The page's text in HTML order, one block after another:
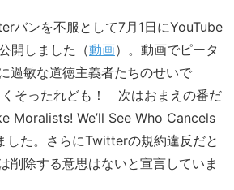
バンを不服として7月1日にYouTube
開しました（動画）。動画でピータ
過敏な道徳主義者たちのせいで
そったれども！ 次はおまえの番だ
Moralists! We’ll See Who Cancels
した。さらにTwitterの規約違反だと
削除する意思はないと宣言していま